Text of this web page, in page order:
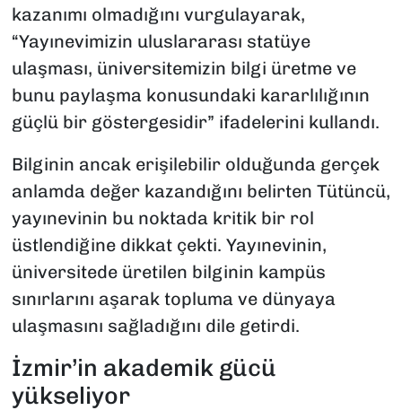
kazanımı olmadığını vurgulayarak,
“Yayınevimizin uluslararası statüye
ulaşması, üniversitemizin bilgi üretme ve
bunu paylaşma konusundaki kararlılığının
güçlü bir göstergesidir” ifadelerini kullandı.
Bilginin ancak erişilebilir olduğunda gerçek
anlamda değer kazandığını belirten Tütüncü,
yayınevinin bu noktada kritik bir rol
üstlendiğine dikkat çekti. Yayınevinin,
üniversitede üretilen bilginin kampüs
sınırlarını aşarak topluma ve dünyaya
ulaşmasını sağladığını dile getirdi.
İzmir’in akademik gücü
yükseliyor